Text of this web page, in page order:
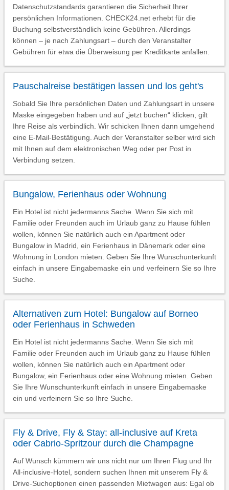
Datenschutzstandards garantieren die Sicherheit Ihrer
persönlichen Informationen. CHECK24.net erhebt für die
Buchung selbstverständlich keine Gebühren. Allerdings
können – je nach Zahlungsart – durch den Veranstalter
Gebühren für etwa die Überweisung per Kreditkarte anfallen.
Pauschalreise bestätigen lassen und los geht's
Sobald Sie Ihre persönlichen Daten und Zahlungsart in unsere
Maske eingegeben haben und auf „jetzt buchen“ klicken, gilt
Ihre Reise als verbindlich. Wir schicken Ihnen dann umgehend
eine E-Mail-Bestätigung. Auch der Veranstalter selber wird sich
mit Ihnen auf dem elektronischen Weg oder per Post in
Verbindung setzen.
Bungalow, Ferienhaus oder Wohnung
Ein Hotel ist nicht jedermanns Sache. Wenn Sie sich mit
Familie oder Freunden auch im Urlaub ganz zu Hause fühlen
wollen, können Sie natürlich auch ein Apartment oder
Bungalow in Madrid, ein Ferienhaus in Dänemark oder eine
Wohnung in London mieten. Geben Sie Ihre Wunschunterkunft
einfach in unsere Eingabemaske ein und verfeinern Sie so Ihre
Suche.
Alternativen zum Hotel: Bungalow auf Borneo
oder Ferienhaus in Schweden
Ein Hotel ist nicht jedermanns Sache. Wenn Sie sich mit
Familie oder Freunden auch im Urlaub ganz zu Hause fühlen
wollen, können Sie natürlich auch ein Apartment oder
Bungalow, ein Ferienhaus oder eine Wohnung mieten. Geben
Sie Ihre Wunschunterkunft einfach in unsere Eingabemaske
ein und verfeinern Sie so Ihre Suche.
Fly & Drive, Fly & Stay: all-inclusive auf Kreta
oder Cabrio-Spritzour durch die Champagne
Auf Wunsch kümmern wir uns nicht nur um Ihren Flug und Ihr
All-inclusive-Hotel, sondern suchen Ihnen mit unserem Fly &
Drive-Suchoptionen einen passenden Mietwagen aus: Egal ob